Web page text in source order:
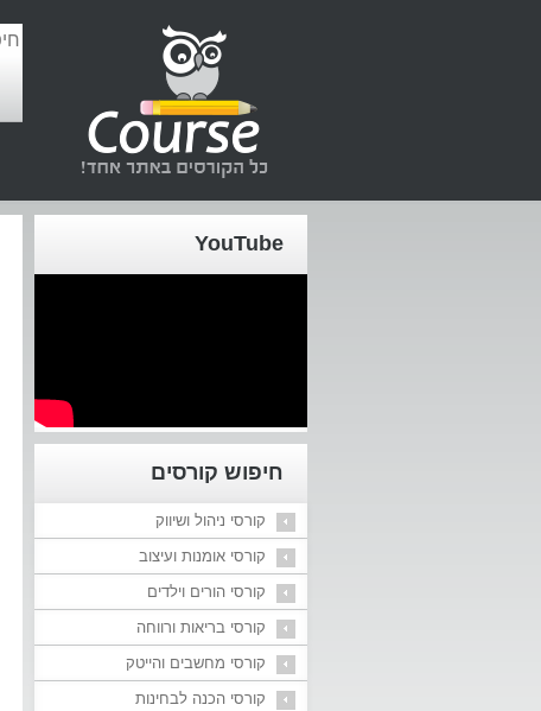
YouTube
חיפוש קורסים
קורסי ניהול ושיווק
קורסי אומנות ועיצוב
קורסי הורים וילדים
קורסי בריאות ורווחה
קורסי מחשבים והייטק
קורסי הכנה לבחינות